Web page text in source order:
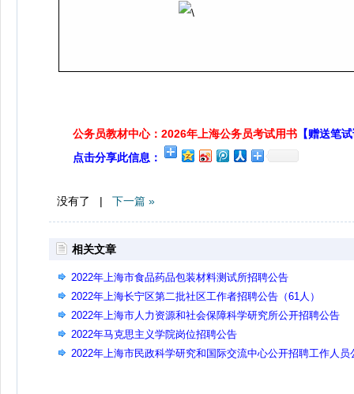
公务员教材中心：2026年上海公务员考试用书 【赠送笔
点击分享此信息：
没有了 | 下一篇 »
相关文章
2022年上海市食品药品包装材料测试所招聘公告
2022年上海长宁区第二批社区工作者招聘公告（61人）
2022年上海市人力资源和社会保障科学研究所公开招聘公告
2022年马克思主义学院岗位招聘公告
2022年上海市民政科学研究和国际交流中心公开招聘工作人员